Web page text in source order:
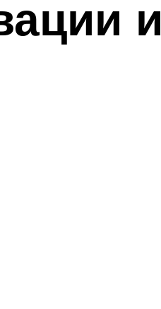
и